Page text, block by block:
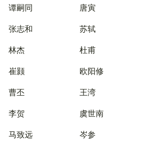
谭嗣同
唐寅
张志和
苏轼
林杰
杜甫
崔颢
欧阳修
曹丕
王湾
李贺
虞世南
马致远
岑参